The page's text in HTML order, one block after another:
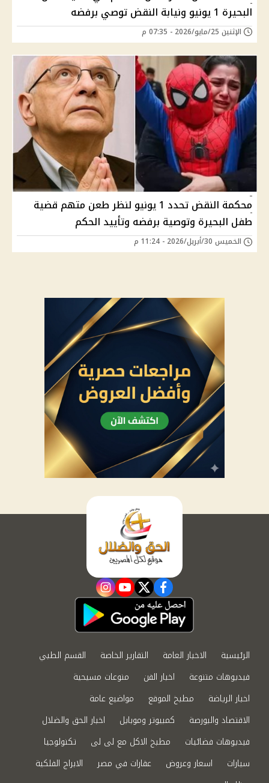
البحيرة 1 يونيو ونيابة النقض توصي برفضه
الإثنين 25/مايو/2026 - 07:35 م
محكمة النقض تحدد 1 يونيو لنظر طعن متهم قضية
طفل البحيرة وتوصية برفضه وتأييد الحكم
الخميس 30/أبريل/2026 - 11:24 م
facebook
twitter
youtube
instagram
الرئيسية الاخبار العامة التقارير الخاصة
القسم الطبي
فيديوهات متنوعة
اخبار الفن
منوعات مسيحية
اخبار الرياضة
مطبخ الموقع
مواضيع عامة
الاقتصاد والبورصة
كمبيوتر وموبايل
اخبار الحق والضلال
فيديوهات فضائيات
مطبخ الاكل مع لى لى
تكنولوجيا
سيارات
اسعار وعروض عقارات في مصر
الابراج الفلكية